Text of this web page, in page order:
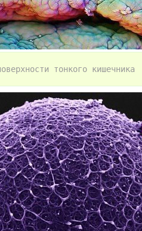
тонкого кишечника